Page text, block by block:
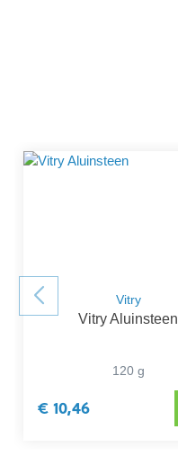
Vitry
Vitry Aluinsteen
120 g
€ 10,46